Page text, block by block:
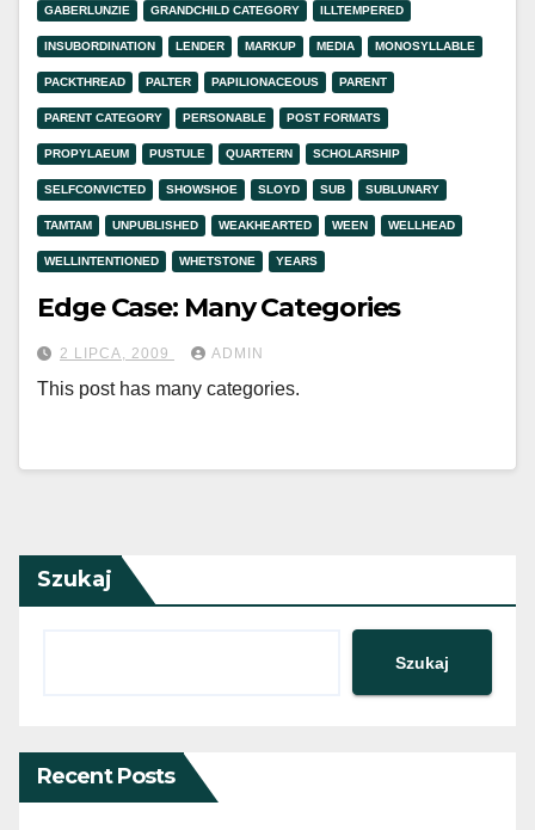
GABERLUNZIE GRANDCHILD CATEGORY ILLTEMPERED
INSUBORDINATION LENDER MARKUP MEDIA MONOSYLLABLE
PACKTHREAD PALTER PAPILIONACEOUS PARENT
PARENT CATEGORY PERSONABLE POST FORMATS
PROPYLAEUM PUSTULE QUARTERN SCHOLARSHIP
SELFCONVICTED SHOWSHOE SLOYD SUB SUBLUNARY
TAMTAM UNPUBLISHED WEAKHEARTED WEEN WELLHEAD
WELLINTENTIONED WHETSTONE YEARS
Edge Case: Many Categories
2 LIPCA, 2009 ADMIN
This post has many categories.
Szukaj
Szukaj
Recent Posts